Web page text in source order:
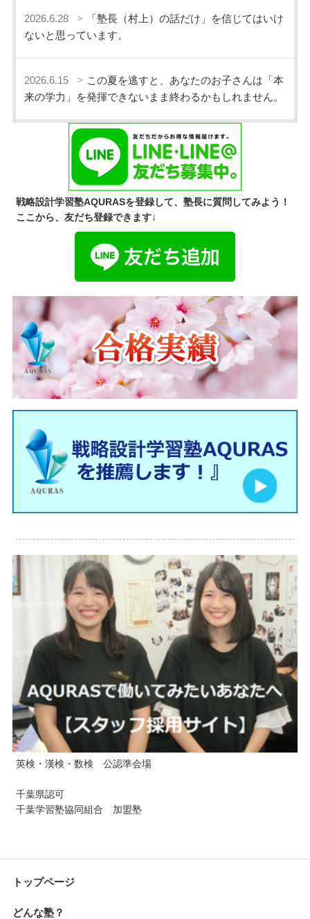
2026.6.28
「塾長（村上）の話だけ」を信じてはいけ
ないと思っています。
2026.6.15
この夏を逃すと、あなたのお子さんは「本
来の学力」を発揮できないまま終わるかもしれません。
戦略設計学習塾AQURASを登録して、塾長に質問してみよう！
ここから、友だち登録できます↓
英検・漢検・数検 公認準会場
千葉県認可
千葉学習塾協同組合 加盟塾
トップページ
どんな塾？